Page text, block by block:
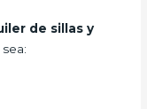
de sillas y